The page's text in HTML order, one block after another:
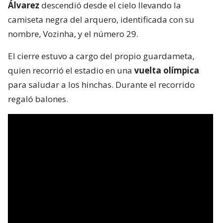
Álvarez descendió desde el cielo llevando la
camiseta negra del arquero, identificada con su
nombre, Vozinha, y el número 29.
El cierre estuvo a cargo del propio guardameta,
quien recorrió el estadio en una vuelta olímpica
para saludar a los hinchas. Durante el recorrido
regaló balones.